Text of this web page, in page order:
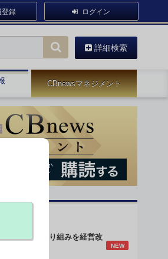
登録 ログイン
詳細検索
CBnewsマネジメント
束最小化の取り組みを経営改
NEW